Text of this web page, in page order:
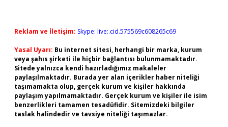
Reklam ve İletişim: Skype: live:.cid.575569c608265c69
Yasal Uyarı: Bu internet sitesi, herhangi bir marka, kurum
veya şahıs şirketi ile hiçbir bağlantısı bulunmamaktadır.
Sitede yalnızca kendi hazırladığımız makaleler
paylaşılmaktadır. Burada yer alan içerikler haber niteliği
taşımamakta olup, gerçek kurum ve kişiler hakkında
paylaşım yapılmamaktadır. Gerçek kurum ve kişiler ile isim
benzerlikleri tamamen tesadüfidir. Sitemizdeki bilgiler
taslak halindedir ve tavsiye niteliği taşımazlar.